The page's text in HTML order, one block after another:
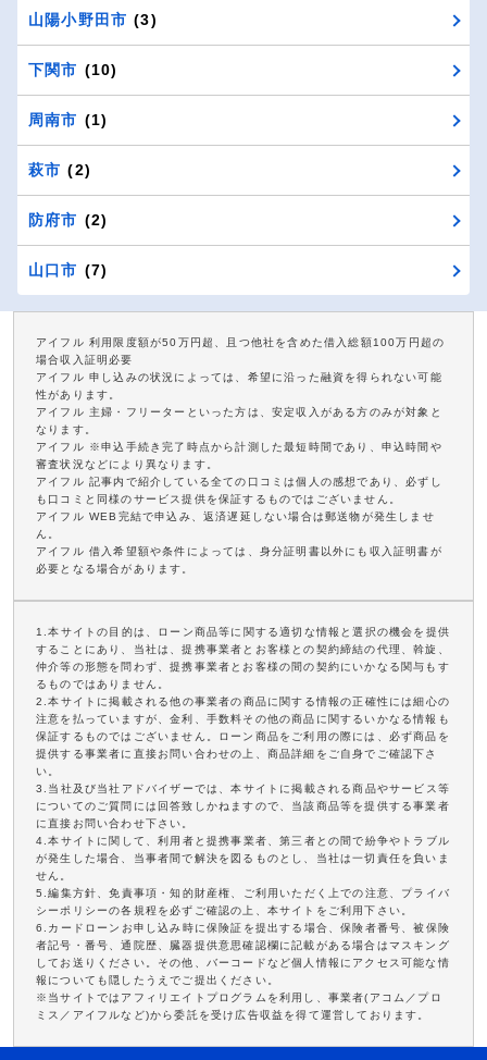
山陽小野田市 (3)
下関市 (10)
周南市 (1)
萩市 (2)
防府市 (2)
山口市 (7)
アイフル 利用限度額が50万円超、且つ他社を含めた借入総額100万円超の
場合収入証明必要
アイフル 申し込みの状況によっては、希望に沿った融資を得られない可能
性があります。
アイフル 主婦・フリーターといった方は、安定収入がある方のみが対象と
なります。
アイフル ※申込手続き完了時点から計測した最短時間であり、申込時間や
審査状況などにより異なります。
アイフル 記事内で紹介している全ての口コミは個人の感想であり、必ずし
も口コミと同様のサービス提供を保証するものではございません。
アイフル WEB完結で申込み、返済遅延しない場合は郵送物が発生しませ
ん。
アイフル 借入希望額や条件によっては、身分証明書以外にも収入証明書が
必要となる場合があります。
1.本サイトの目的は、ローン商品等に関する適切な情報と選択の機会を提供
することにあり、当社は、提携事業者とお客様との契約締結の代理、斡旋、
仲介等の形態を問わず、提携事業者とお客様の間の契約にいかなる関与もす
るものではありません。
2.本サイトに掲載される他の事業者の商品に関する情報の正確性には細心の
注意を払っていますが、金利、手数料その他の商品に関するいかなる情報も
保証するものではございません。ローン商品をご利用の際には、必ず商品を
提供する事業者に直接お問い合わせの上、商品詳細をご自身でご確認下さ
い。
3.当社及び当社アドバイザーでは、本サイトに掲載される商品やサービス等
についてのご質問には回答致しかねますので、当該商品等を提供する事業者
に直接お問い合わせ下さい。
4.本サイトに関して、利用者と提携事業者、第三者との間で紛争やトラブル
が発生した場合、当事者間で解決を図るものとし、当社は一切責任を負いま
せん。
5.編集方針、免責事項・知的財産権、ご利用いただく上での注意、プライバ
シーポリシーの各規程を必ずご確認の上、本サイトをご利用下さい。
6.カードローンお申し込み時に保険証を提出する場合、保険者番号、被保険
者記号・番号、通院歴、臓器提供意思確認欄に記載がある場合はマスキング
してお送りください。その他、バーコードなど個人情報にアクセス可能な情
報についても隠したうえでご提出ください。
※当サイトではアフィリエイトプログラムを利用し、事業者(アコム／プロ
ミス／アイフルなど)から委託を受け広告収益を得て運営しております。